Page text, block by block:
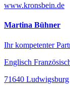
www.kronsbein.de
Martina Bühner
Ihr kompetenter
Englisch
71640 Ludwigsburg